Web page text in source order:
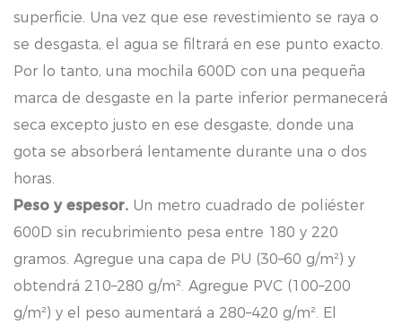
superficie. Una vez que ese revestimiento se raya o
se desgasta, el agua se filtrará en ese punto exacto.
Por lo tanto, una mochila 600D con una pequeña
marca de desgaste en la parte inferior permanecerá
seca excepto justo en ese desgaste, donde una
gota se absorberá lentamente durante una o dos
horas.
Peso y espesor. Un metro cuadrado de poliéster
600D sin recubrimiento pesa entre 180 y 220
gramos. Agregue una capa de PU (30–60 g/m²) y
obtendrá 210–280 g/m². Agregue PVC (100–200
g/m²) y el peso aumentará a 280–420 g/m². El